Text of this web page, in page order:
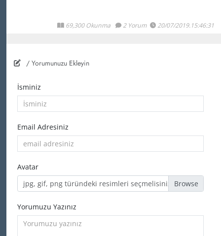
69,300 Okunma 2 Yorum 20/07/2019.15:46:31
/ Yorumunuzu Ekleyin
İsminiz
Email Adresiniz
Avatar
jpg, gif, png türündeki resimleri seçmelisiniz
Yorumuzu Yazınız